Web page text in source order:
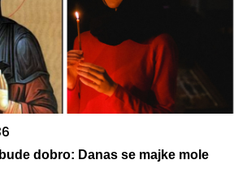
dobro: Danas se majke mole